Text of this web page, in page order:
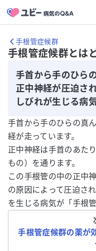
手根管症候群
手根管症候群とは
手首から手のひら
正中神経が圧迫さ
しびれが生じる病気
手首から手のひらの真
経が走っています。
正中神経は手首のあた
もの）を通ります。
この手根管の中の正中
の原因によって圧迫さ
を生じる病気が「手根
手根管症候群の薬が